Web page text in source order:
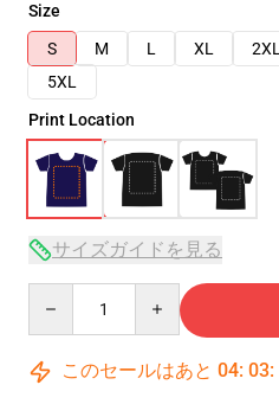
Size
S
M L XL 2XL
5XL
Print Location
サイズガイドを見る
このセールはあと 04: 03: